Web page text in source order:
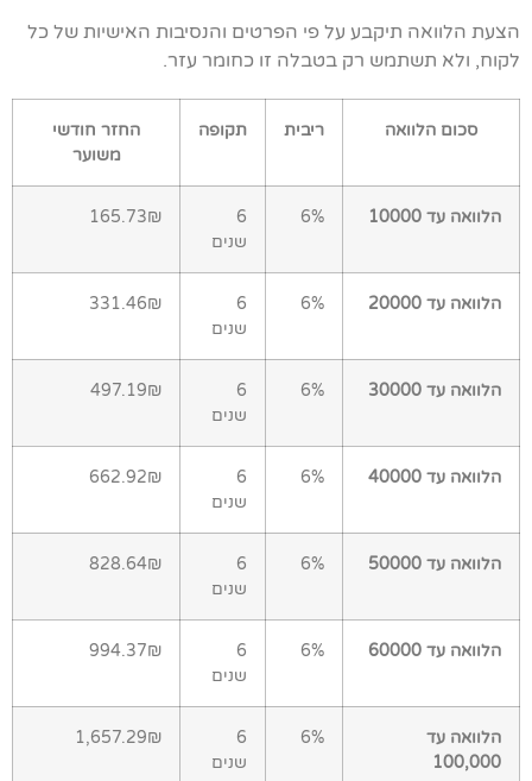
הצעת הלוואה תיקבע על פי הפרטים והנסיבות האישיות של כל
לקוח, ולא תשתמש רק בטבלה זו כחומר עזר.
סכום הלוואה ריבית תקופה
החזר חודשי
משוער
הלוואה עד 10000 6%
6
שנים
165.73₪
הלוואה עד 20000 6%
6
שנים
331.46₪
הלוואה עד 30000 6%
6
שנים
497.19₪
הלוואה עד 40000 6%
6
שנים
662.92₪
הלוואה עד 50000 6%
6
שנים
828.64₪
הלוואה עד 60000 6%
6
שנים
994.37₪
הלוואה עד
100,000
6%
6
שנים
1,657.29₪